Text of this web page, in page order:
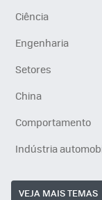
Ciência
Engenharia
Setores
China
Comportamento
Indústria
VEJA MAIS TEMAS